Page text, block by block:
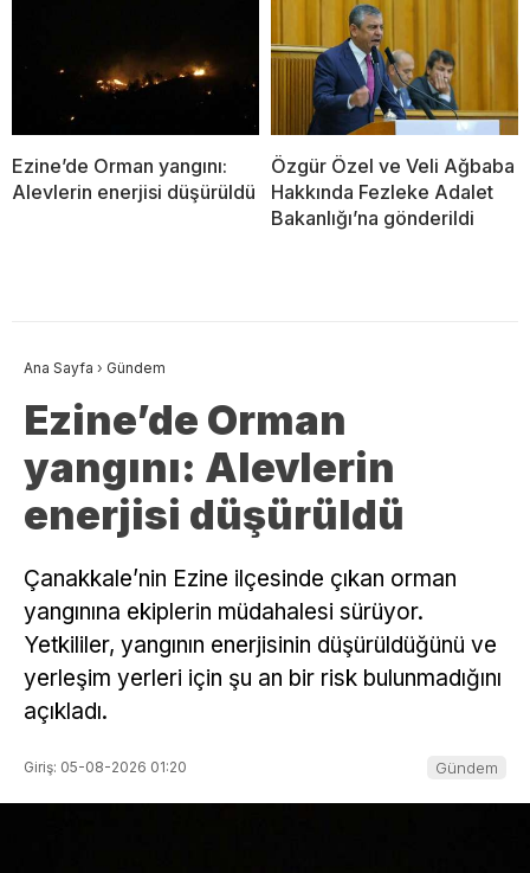
Ezine’de Orman yangını:
Alevlerin enerjisi düşürüldü
Özgür Özel ve Veli Ağbaba
Hakkında Fezleke Adalet
Bakanlığı’na gönderildi
Ana Sayfa › Gündem
Ezine’de Orman
yangını: Alevlerin
enerjisi düşürüldü
Çanakkale’nin Ezine ilçesinde çıkan orman
yangınına ekiplerin müdahalesi sürüyor.
Yetkililer, yangının enerjisinin düşürüldüğünü ve
yerleşim yerleri için şu an bir risk bulunmadığını
açıkladı.
Giriş: 05-08-2026 01:20 Gündem